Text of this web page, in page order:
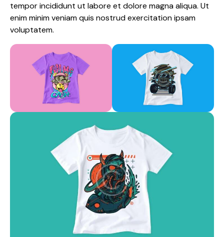
tempor incididunt ut labore et dolore magna aliqua. Ut
enim minim veniam quis nostrud exercitation ipsam
voluptatem.